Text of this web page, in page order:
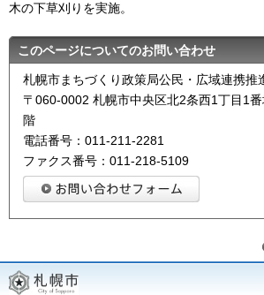
木の下草刈りを実施。
このページについてのお問い合わせ
札幌市まちづくり政策局公民・広域連携推
〒060-0002 札幌市中央区北2条西1丁目1
階
電話番号：011-211-2281
ファクス番号：011-218-5109